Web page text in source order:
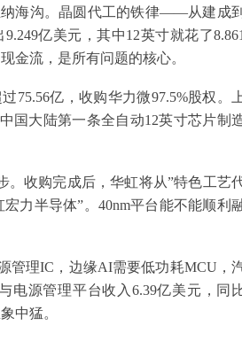
纳海沟。晶圆代工的铁律——从建成到
亿美元，其中12英寸就花了
金流，是所有问题的核心。
75.56亿，收购华力微97.5%股权。
国大陆第一条全自动12英寸芯片制
。收购完成后，华虹将从”特色工艺
力半导体”。40nm平台能不能顺利
管理IC，边缘AI需要低功耗MCU，
源管理平台收入6.39亿美元，同
中猛。